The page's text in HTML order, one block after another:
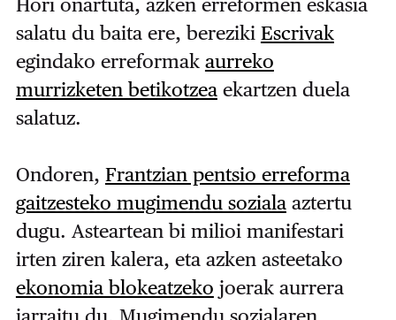
Hori onartuta, azken erreformen eskasia
salatu du baita ere, bereziki Escrivak
egindako erreformak aurreko
murrizketen betikotzeaekartzen duela
salatuz.
Ondoren, Frantzian pentsio erreforma
gaitzesteko mugimendu sozialaaztertu
dugu. Asteartean bi milioi manifestari
irten ziren kalera, eta azken asteetako
ekonomia blokeatzeko joerak aurrera